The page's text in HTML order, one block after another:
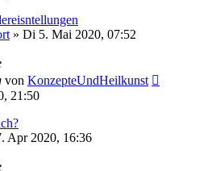
» Di 5. Mai 2020, 07:52
von KonzepteUndHeilkunst
21:50
Apr 2020, 16:36